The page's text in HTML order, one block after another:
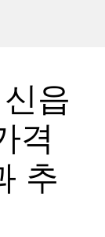
읍
격
추